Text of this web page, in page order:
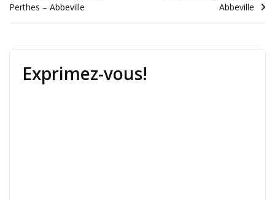
Perthes – Abbeville
Abbeville
Exprimez-vous!